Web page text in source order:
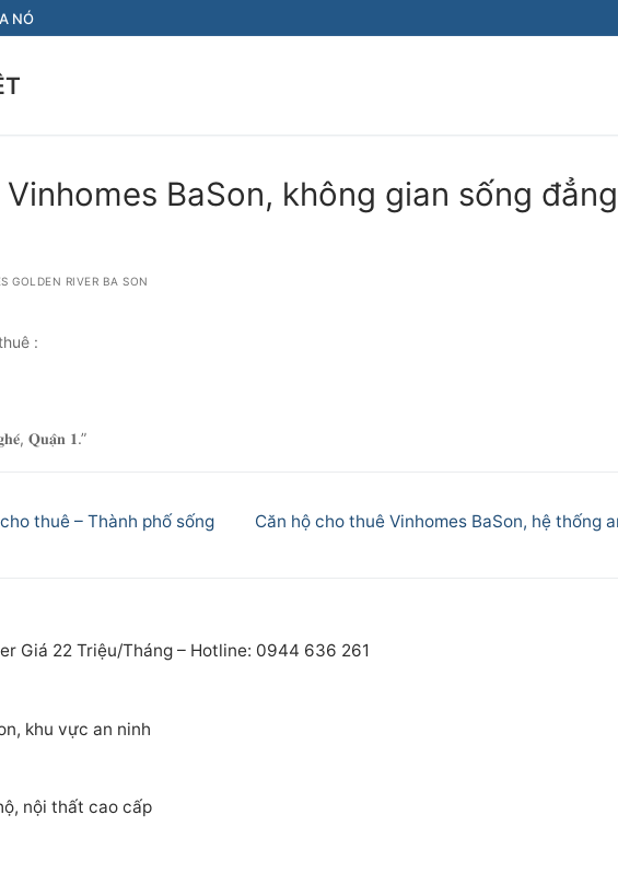
NÓ
BaSon, không gian sống
GOLDEN RIVER BA SON
:
𝐐𝐮𝐚̣̂𝐧 𝟏.”
thuê – Thành phố sống
Next
Căn hộ cho thuê Vinhomes BaSon, hệ thống
Giá 22 Triệu/Tháng – Hotline: 0944 636 261
khu vực an ninh
nội thất cao cấp